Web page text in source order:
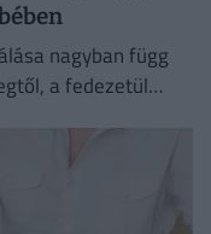
nagyban függ
a fedezetül